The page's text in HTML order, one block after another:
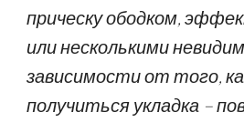
прическу ободком,
или несколькими
зависимости от того,
получиться укладка –